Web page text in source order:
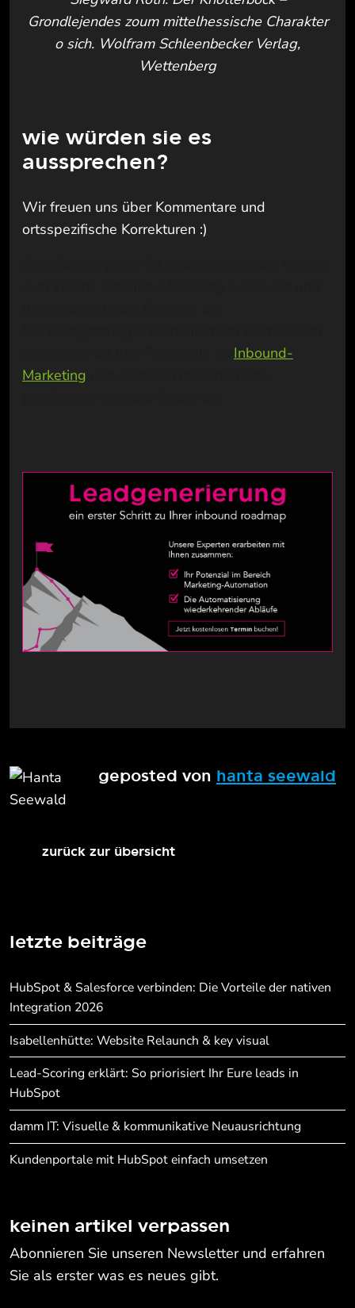
Grondlejendes zoum mittelhessische Charakter
o sich. Wolfram Schleenbecker Verlag,
Wettenberg
wie würden sie es
aussprechen?
Wir freuen uns über Kommentare und
ortsspezifische Korrekturen :)
Inbound-
Marketing
geposted von hanta seewald
zurück zur übersicht
letzte beiträge
HubSpot & Salesforce verbinden: Die Vorteile der nativen
Integration 2026
Isabellenhütte: Website Relaunch & key visual
Lead-Scoring erklärt: So priorisiert Ihr Eure leads in
HubSpot
damm IT: Visuelle & kommunikative Neuausrichtung
Kundenportale mit HubSpot einfach umsetzen
keinen artikel verpassen
Abonnieren Sie unseren Newsletter und erfahren
Sie als erster was es neues gibt.